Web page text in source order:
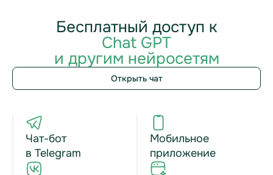
Бесплатный доступ к
Chat GPT
и другим нейросетям
Открыть чат
Чат-бот
в Telegram
Мобильное
приложение